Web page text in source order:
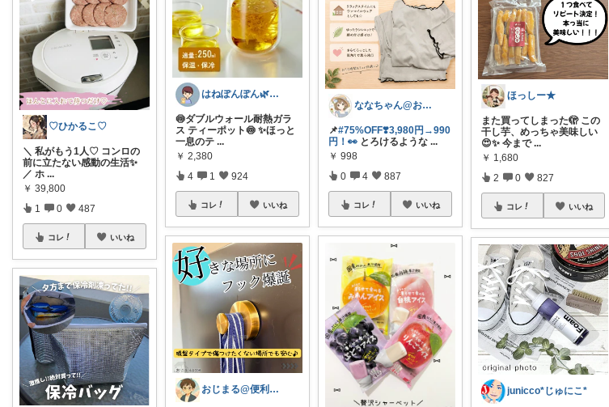
♡ひかるこ♡
＼ 私がもう1人♡ コンロの
前に立たない感動の生活✨
／ ホ ...
￥ 39,800
1 0 487
コレ いいね
はねぽんぽん🌿朝コレ4時に変更🌿
🍥ダブルウォール耐熱ガラ
ス ティーポット🍥 ✨ほっと
一息のテ ...
￥ 2,380
4 1 924
コレ いいね
おじまる@便利雑貨🧼ファション👚
ななちゃん@お気に入りを毎日朝コレ☀️
📌#75%OFF❣️3,980円→990
円！👀 とろけるような ...
￥ 998
0 4 887
コレ いいね
ほっしー★
また買ってしまった🫣 この
干し芋、めっちゃ美味しい
😍✨ 今まで ...
￥ 1,680
2 0 827
コレ いいね
junicco*じゅにこ*